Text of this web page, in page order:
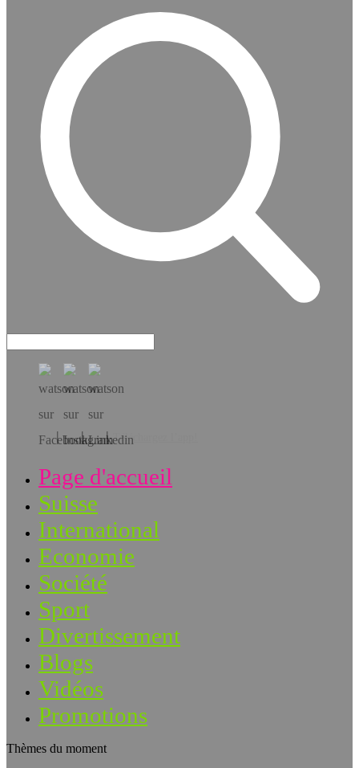
Téléchargez l’app!
Page d'accueil
Suisse
International
Economie
Société
Sport
Divertissement
Blogs
Vidéos
Promotions
Thèmes du moment